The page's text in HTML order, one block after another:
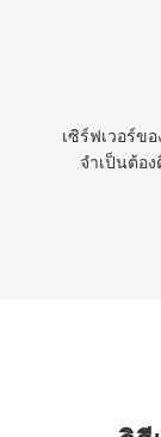
เซิร์ฟเวอร์ข
จำเป็นต้อ